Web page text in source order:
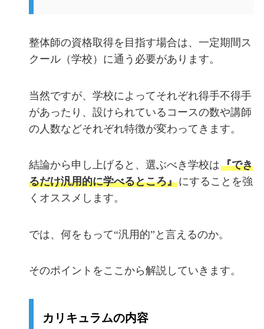
整体師の資格取得を目指す場合は、一定期間ス
クール（学校）に通う必要があります。
当然ですが、学校によってそれぞれ得手不得手
があったり、設けられているコースの数や講師
の人数などそれぞれ特徴が変わってきます。
結論から申し上げると、選ぶべき学校は『でき
るだけ汎用的に学べるところ』にすることを強
くオススメします。
では、何をもって“汎用的”と言えるのか。
そのポイントをここから解説していきます。
カリキュラムの内容